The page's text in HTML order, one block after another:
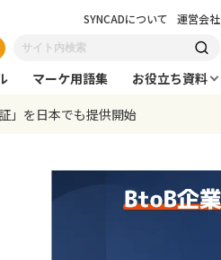
SYNCADについて 運営会社
マーケ用語集
お役立ち資料
」を日本でも提供開始